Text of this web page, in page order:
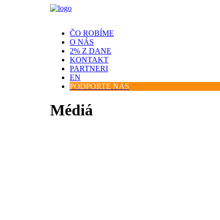
ČO ROBÍME
O NÁS
2% Z DANE
KONTAKT
PARTNERI
EN
PODPORTE NÁS
Médiá